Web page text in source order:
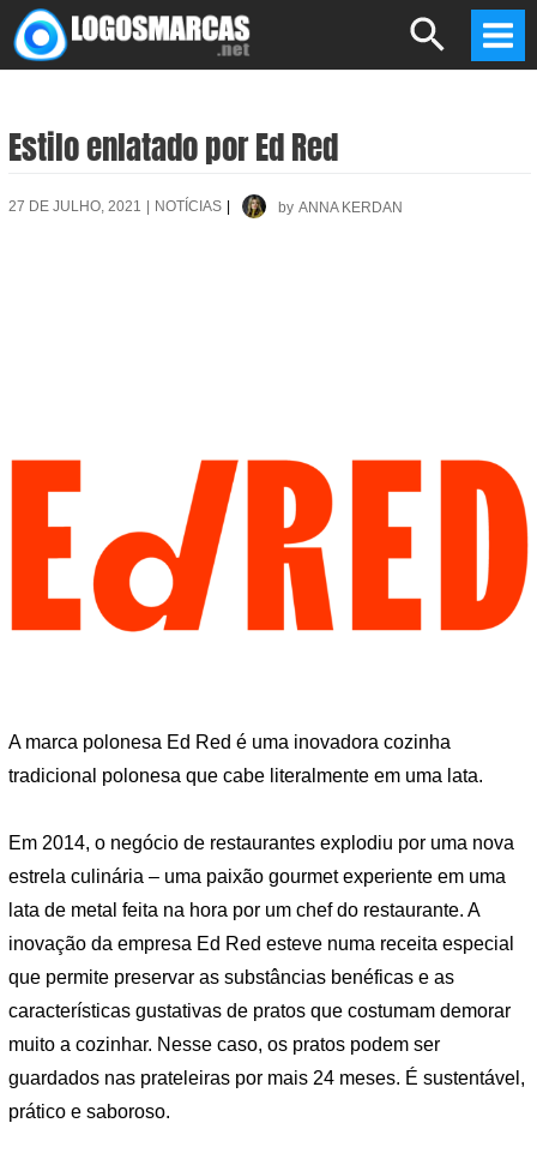
Skip
to
Search
Estilo enlatado por Ed Red
27 DE JULHO, 2021 NOTÍCIAS by ANNA KERDAN
A marca polonesa Ed Red é uma inovadora cozinha
tradicional polonesa que cabe literalmente em uma lata.
Em 2014, o negócio de restaurantes explodiu por uma nova
estrela culinária – uma paixão gourmet experiente em uma
lata de metal feita na hora por um chef do restaurante. A
inovação da empresa Ed Red esteve numa receita especial
que permite preservar as substâncias benéficas e as
características gustativas de pratos que costumam demorar
muito a cozinhar. Nesse caso, os pratos podem ser
guardados nas prateleiras por mais 24 meses. É sustentável,
prático e saboroso.